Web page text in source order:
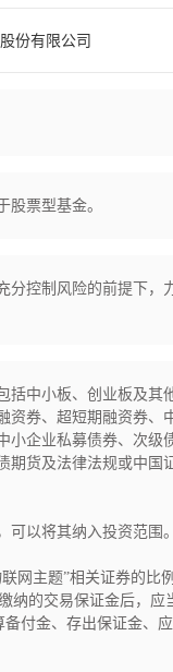
份有限公司
票型基金。
分控制风险的前提下，
括中小板、创业板及其
资券、超短期融资券、
小企业私募债券、次级
期货及法律法规或中国
以将其纳入投资范围。
网主题”相关证券的比
纳的交易保证金后，应
付金、存出保证金、